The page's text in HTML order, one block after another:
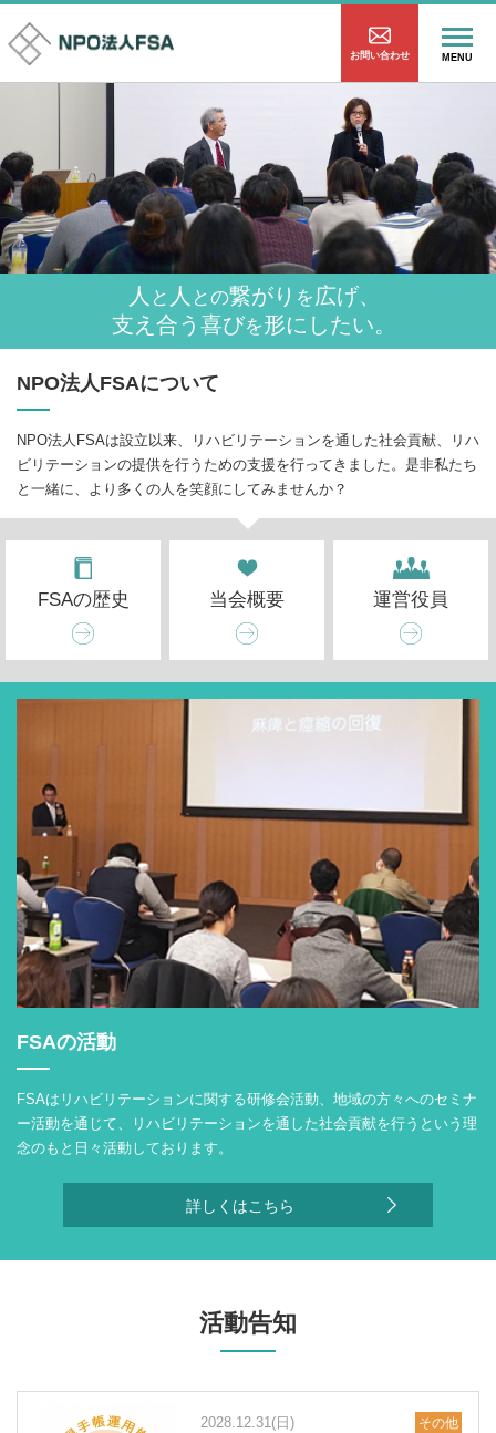
お問い合わせ MENU
人 と 人 との繋がり を広げ、
支え合う喜びを形にしたい。
NPO法人FSAについて
NPO法人FSAは設立以来、リハビリテーションを通した社会貢献、リハ
ビリテーションの提供を行うための支援を行ってきました。是非私たち
と一緒に、より多くの人を笑顔にしてみませんか？
FSAの歴史 当会概要 運営役員
FSAの活動
FSAはリハビリテーションに関する研修会活動、地域の方々へのセミナ
ー活動を通じて、リハビリテーションを通した社会貢献を行うという理
念のもと日々活動しております。
詳しくはこちら
活動告知
2028.12.31(日) その他